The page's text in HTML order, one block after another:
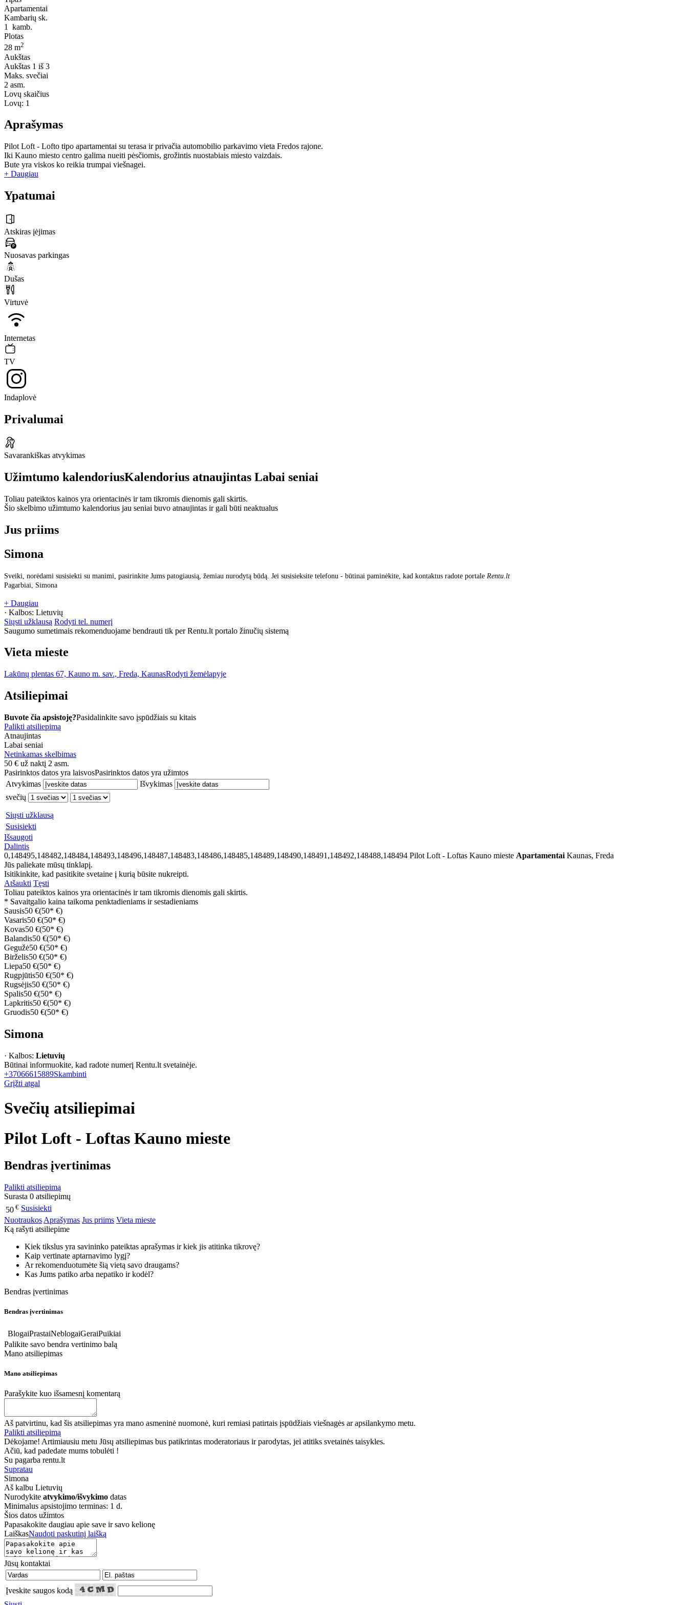
Apartamentai
Kambarių sk.
1
kamb.
Plotas
28 m2
Aukštas
Aukštas 1 iš 3
Maks. svečiai
2 asm.
Lovų skaičius
Lovų: 1
Aprašymas
Pilot Loft - Lofto tipo apartamentai su terasa ir privačia automobilio parkavimo vieta Fredos rajone.
Iki Kauno miesto centro galima nueiti pėsčiomis, grožintis nuostabiais miesto vaizdais.
Bute yra viskos ko reikia trumpai viešnagei.
+ Daugiau
Ypatumai
Atskiras įėjimas
Nuosavas parkingas
Dušas
Virtuvė
Internetas
TV
Indaplovė
Privalumai
Savarankiškas atvykimas
Užimtumo kalendoriusKalendorius atnaujintas Labai seniai
Toliau pateiktos kainos yra orientacinės ir tam tikromis dienomis gali skirtis.
Šio skelbimo užimtumo kalendorius jau seniai buvo atnaujintas ir gali būti neaktualus
Jus priims
Simona
Sveiki, norėdami susisiekti su manimi, pasirinkite Jums patogiausią, žemiau nurodytą būdą. Jei susisieksite telefonu - būtinai paminėkite, kad kontaktus radote portale Rentu.lt
Pagarbiai, Simona
+ Daugiau
· Kalbos: Lietuvių
Siųsti užklausą Rodyti tel. numerį
Saugumo sumetimais rekomenduojame bendrauti tik per Rentu.lt portalo žinučių sistemą
Vieta mieste
Lakūnų plentas 67, Kauno m. sav., Freda, KaunasRodyti žemėlapyje
Atsiliepimai
Buvote čia apsistoję?Pasidalinkite savo įspūdžiais su kitais
Palikti atsiliepimą
Atnaujintas
Labai seniai
Netinkamas skelbimas
50 € už naktį 2 asm.
Pasirinktos datos yra laisvosPasirinktos datos yra užimtos
Atvykimas
Išvykimas
svečių
Siųsti užklausą
Susisiekti
Išsaugoti
Dalintis
0,148495,148482,148484,148493,148496,148487,148483,148486,148485,148489,148490,148491,148492,148488,148494 Pilot Loft - Loftas Kauno mieste Apartamentai Kaunas, Freda
Jūs paliekate mūsų tinklapį.
Isitikinkite, kad pasitikite svetaine į kurią būsite nukreipti.
Atšaukti Tęsti
Toliau pateiktos kainos yra orientacinės ir tam tikromis dienomis gali skirtis.
* Savaitgalio kaina taikoma penktadieniams ir sestadieniams
Sausis50 €(50* €)
Vasaris50 €(50* €)
Kovas50 €(50* €)
Balandis50 €(50* €)
Gegužė50 €(50* €)
Birželis50 €(50* €)
Liepa50 €(50* €)
Rugpjūtis50 €(50* €)
Rugsėjis50 €(50* €)
Spalis50 €(50* €)
Lapkritis50 €(50* €)
Gruodis50 €(50* €)
Simona
· Kalbos: Lietuvių
Būtinai informuokite, kad radote numerį Rentu.lt svetainėje.
+37066615889Skambinti
Grįžti atgal
Svečių atsiliepimai
Pilot Loft - Loftas Kauno mieste
Bendras įvertinimas
Palikti atsiliepimą
Surasta 0 atsiliepimų
50 € Susisiekti
Nuotraukos Aprašymas Jus priims Vieta mieste
Ką rašyti atsiliepime
Kiek tikslus yra savininko pateiktas aprašymas ir kiek jis atitinka tikrovę?
Kaip vertinate aptarnavimo lygį?
Ar rekomenduotumėte šią vietą savo draugams?
Kas Jums patiko arba nepatiko ir kodėl?
Bendras įvertinimas
Bendras įvertinimas
BlogaiPrastaiNeblogaiGeraiPuikiai
Palikite savo bendra vertinimo balą
Mano atsiliepimas
Mano atsiliepimas
Parašykite kuo išsamesnį komentarą
Aš patvirtinu, kad šis atsiliepimas yra mano asmeninė nuomonė, kuri remiasi patirtais įspūdžiais viešnagės ar apsilankymo metu.
Palikti atsiliepimą
Dėkojame! Artimiausiu metu Jūsų atsiliepimas bus patikrintas moderatoriaus ir parodytas, jei atitiks svetainės taisykles.
Ačiū, kad padedate mums tobulėti !
Su pagarba rentu.lt
Supratau
Simona
Aš kalbu Lietuvių
Nurodykite atvykimo/išvykimo datas
Minimalus apsistojimo terminas: 1 d.
Šios datos užimtos
Papasakokite daugiau apie save ir savo kelionę
LaiškasNaudoti paskutinį laišką
Jūsų kontaktai
Įveskite saugos kodą